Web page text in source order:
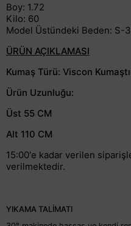
Boy: 1.72
Kilo: 60
Model Üstündeki Beden: S-
ÜRÜN AÇIKLAMASI
Kumaş Türü: Viscon
Ürün Uzunluğu:
Üst 55 CM
Alt 110 CM
15:00'e kadar verilen
verilmektedir.
YIKAMA TALİMATI